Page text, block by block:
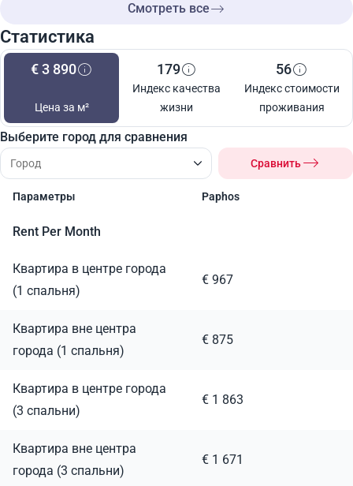
Смотреть все
Статистика
€ 3 890
Цена за м²
179
Индекс качества
жизни
56
Индекс стоимости
проживания
Выберите город для сравнения
Сравнить
Параметры Paphos
Rent Per Month
Квартира в центре города
(1 спальня)
€ 967
Квартира вне центра
города (1 спальня)
€ 875
Квартира в центре города
(3 спальни)
€ 1 863
Квартира вне центра
города (3 спальни)
€ 1 671